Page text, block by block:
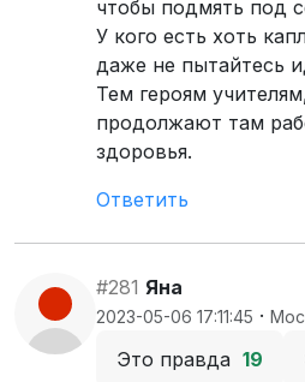
чтобы подмять под
У кого есть хоть
даже не пытайтесь
Тем героям
продолжают там
здоровья.
Ответить
#281 Яна
2023-05-06 17:11:45 ·
Это правда 19